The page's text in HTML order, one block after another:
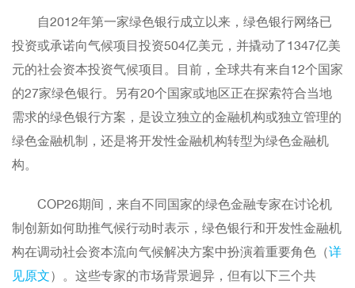
自2012年第一家绿色银行成立以来，绿色银行网络已
投资或承诺向气候项目投资504亿美元，并撬动了1347亿美
元的社会资本投资气候项目。目前，全球共有来自12个国家
的27家绿色银行。另有20个国家或地区正在探索符合当地
需求的绿色银行方案，是设立独立的金融机构或独立管理的
绿色金融机制，还是将开发性金融机构转型为绿色金融机
构。
COP26期间，来自不同国家的绿色金融专家在讨论机
制创新如何助推气候行动时表示，绿色银行和开发性金融机
构在调动社会资本流向气候解决方案中扮演着重要角色（详
见原文）。这些专家的市场背景迥异，但有以下三个共